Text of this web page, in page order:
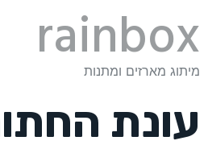
rainbox
מיתוג מארזים ומתנות
עונת